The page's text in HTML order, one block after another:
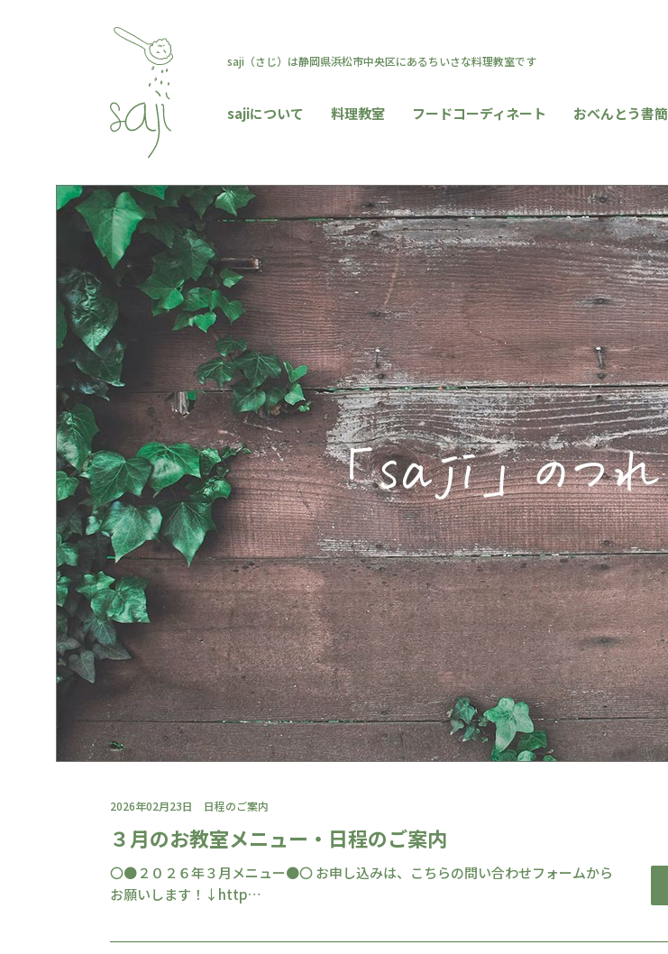
saji（さじ）は静岡県浜松市中央区にあるちいさな料理教室です
sajiについて 料理教室 フードコーディネート おべんとう書簡
2026年02月23日 日程のご案内
３月のお教室メニュー・日程のご案内
〇●２０２６年３月メニュー●〇 お申し込みは、こちらの問い合わせフォームから
お願いします！↓http…